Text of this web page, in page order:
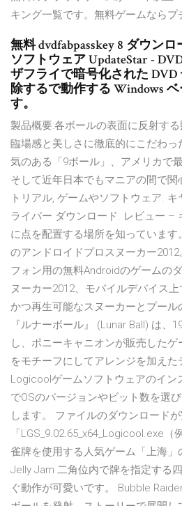
キング一覧です。無料ゲームならプ
無料 dvdfabpasskey 8 ダウン
ソフトウェア UpdateStar -
ザフライで暗号化された
除するで動作する Windows
す。
製品概要:各ボールの表面に反射す
臨場感と美しさに徹底的にこだわっ
気のある「9ボール」、アメリカで
そして近年日本でもマニアの間で
トリアル, ゲームやソフトウェア.
ライバー ダウンロード. レビュー –
に点を配置する場所を知っていま
のアンドロイドプロスヌーカー
フォン用の無料Androidのゲームの
ヌーカー2012、モバイルデバイス
かつ再生可能なスヌーカーとプール
『ルナーボール』 (Lunar Ball) は、
し、ポニーキャニオンが販売した
をモチーフにしてアレンジを加えた
Logicoolゲームソフトウェアのイン
でOSのバージョンやビット数を選
します。 ファイルのダウンロード
「LGS_9.02.65_x64_Logicool.exe
雀牌を使用する人気ゲーム「上海」
Jelly Jam 二角位内で牌を指定する
ぐ動作が可愛いです。 Bubble